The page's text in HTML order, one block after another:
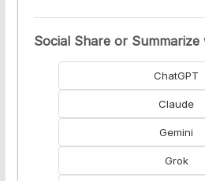
Social Share or Summarize
ChatGPT
Claude
Gemini
Grok